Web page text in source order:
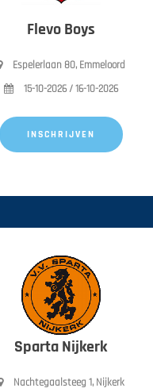
Flevo Boys
Espelerlaan 80, Emmeloord
15-10-2026 / 16-10-2026
INSCHRIJVEN
Sparta Nijkerk
Nachtegaalsteeg 1, Nijkerk